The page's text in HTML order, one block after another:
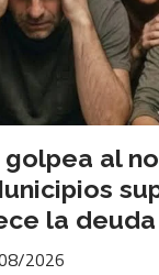
golpea al
la
2026